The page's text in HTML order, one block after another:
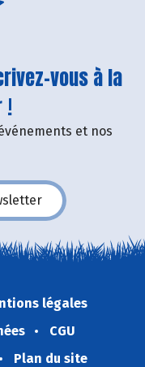
vous à la
!
et nos
légales
CGU
Plan du site